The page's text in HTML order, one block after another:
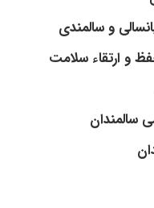
و سالمندی
و ارتقاء سلامت